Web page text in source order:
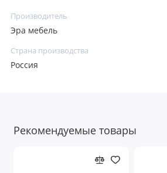
Производитель
Эра мебель
Страна производства
Россия
Рекомендуемые товары